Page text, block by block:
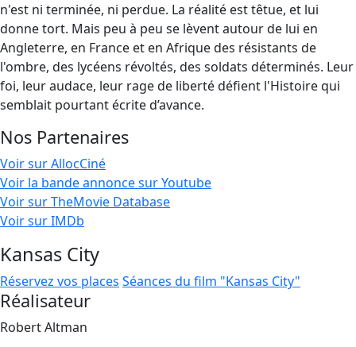
n'est ni terminée, ni perdue. La réalité est têtue, et lui
donne tort. Mais peu à peu se lèvent autour de lui en
Angleterre, en France et en Afrique des résistants de
l'ombre, des lycéens révoltés, des soldats déterminés. Leur
foi, leur audace, leur rage de liberté défient l'Histoire qui
semblait pourtant écrite d’avance.
Nos Partenaires
Voir sur AllocCiné
Voir la bande annonce sur Youtube
Voir sur TheMovie Database
Voir sur IMDb
Kansas City
Réservez vos places Séances du film "Kansas City"
Réalisateur
Robert Altman